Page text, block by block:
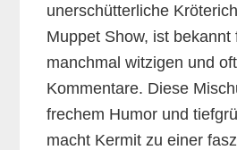
unerschütterliche
Muppet Show, ist bekannt
manchmal witzigen und
Kommentare. Diese
frechem Humor und
macht Kermit zu einer